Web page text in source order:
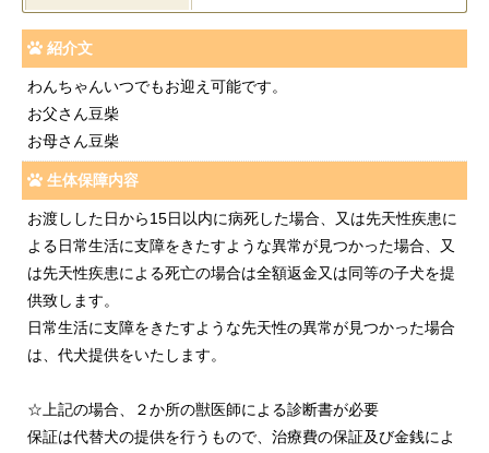
紹介文
わんちゃんいつでもお迎え可能です。
お父さん豆柴
お母さん豆柴
生体保障内容
お渡しした日から15日以内に病死した場合、又は先天性疾患に
よる日常生活に支障をきたすような異常が見つかった場合、又
は先天性疾患による死亡の場合は全額返金又は同等の子犬を提
供致します。
日常生活に支障をきたすような先天性の異常が見つかった場合
は、代犬提供をいたします。
☆上記の場合、２か所の獣医師による診断書が必要
保証は代替犬の提供を行うもので、治療費の保証及び金銭によ